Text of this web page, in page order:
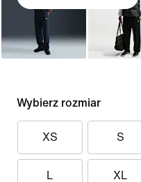
Wybierz rozmiar
XS S
L XL